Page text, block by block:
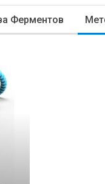
Ферментов